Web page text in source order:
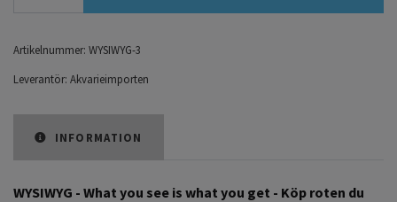
Artikelnummer: WYSIWYG-3
Leverantör: Akvarieimporten
INFORMATION
WYSIWYG - What you see is what you get - Köp roten du